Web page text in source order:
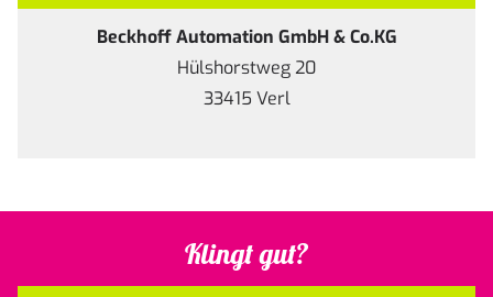
Beckhoff Automation GmbH & Co.KG
Hülshorstweg 20
33415 Verl
Klingt gut?